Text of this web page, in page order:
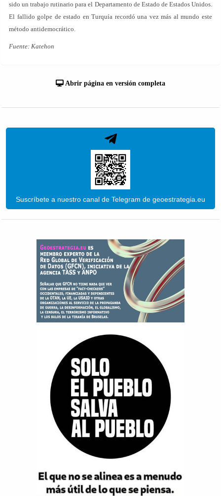
sido un trabajo rutinario para el Departamento de Estado de Estados Unidos.
El fallido golpe de estado en Turquía recordó una vez más al mundo este
método antidemocrático.
Fuente: Katehon
Abrir página en versión completa
Suscríbete a nuestro canal de Telegram de geoestrategia.eu